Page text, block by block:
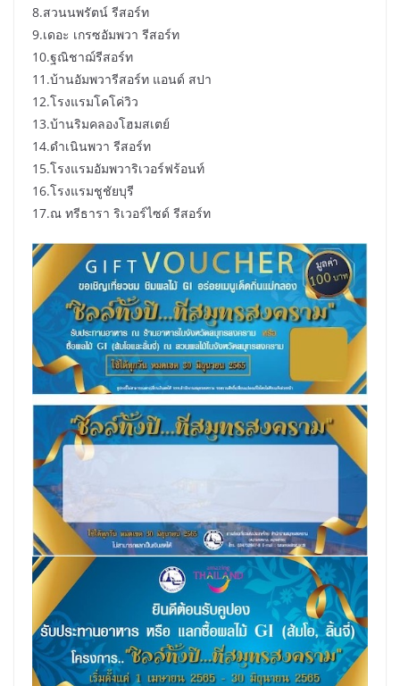
8.สวนนพรัตน์ รีสอร์ท
9.เดอะ เกรซอัมพวา รีสอร์ท
10.ฐณิชาฌ์รีสอร์ท
11.บ้านอัมพวารีสอร์ท แอนด์ สปา
12.โรงแรมโคโค่วิว
13.บ้านริมคลองโฮมสเตย์
14.ดำเนินพวา รีสอร์ท
15.โรงแรมอัมพวาริเวอร์ฟร้อนท์
16.โรงแรมชูชัยบุรี
17.ณ ทรีธารา ริเวอร์ไซด์ รีสอร์ท